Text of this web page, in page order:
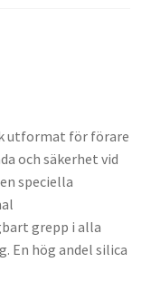
utformat för förare
och säkerhet vid
speciella
grepp i alla
En hög andel silica